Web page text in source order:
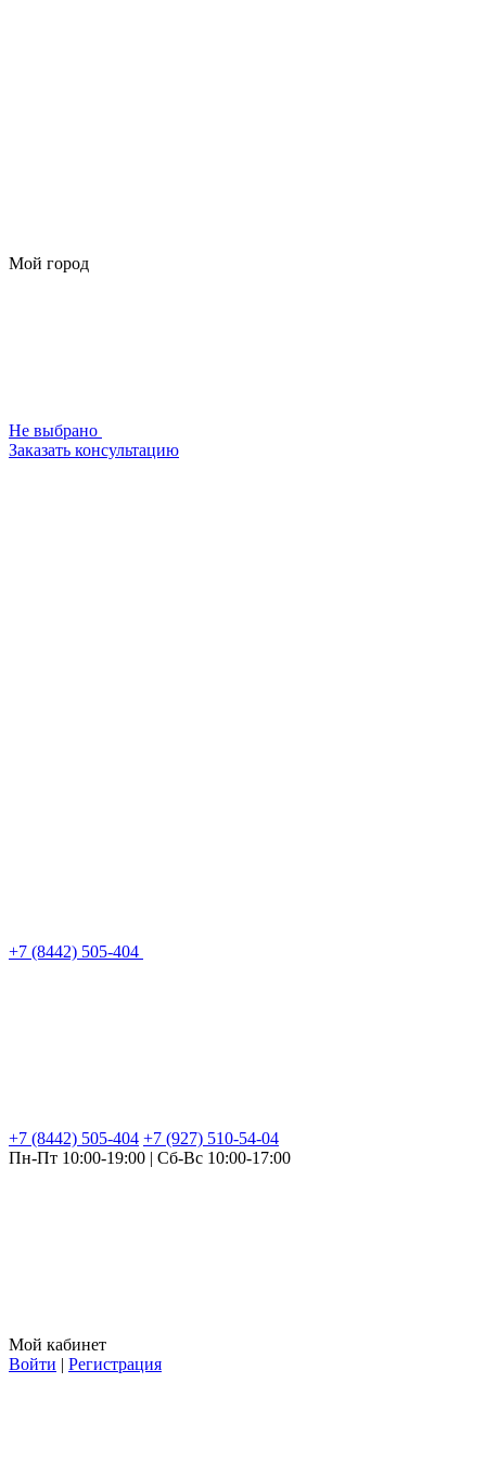
Мой город
Не выбрано
Заказать консультацию
+7 (8442) 505-404
+7 (8442) 505-404 +7 (927) 510-54-04
Пн-Пт 10:00-19:00 | Сб-Вс 10:00-17:00
Мой кабинет
Войти | Регистрация